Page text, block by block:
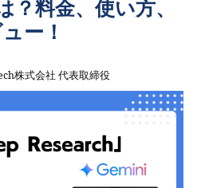
料金、使い方、
ー！
株式会社 代表取締役